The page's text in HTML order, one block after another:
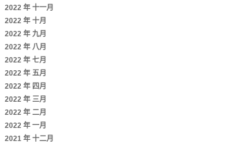
2022 年 十一月
2022 年 十月
2022 年 九月
2022 年 八月
2022 年 七月
2022 年 五月
2022 年 四月
2022 年 三月
2022 年 二月
2022 年 一月
2021 年 十二月